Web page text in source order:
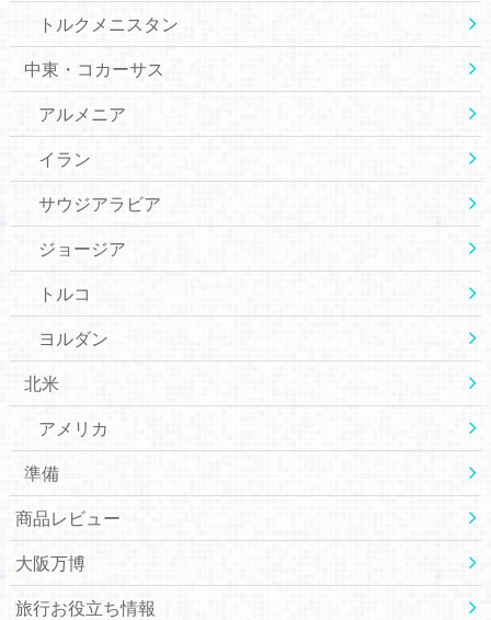
トルクメニスタン
中東・コカーサス
アルメニア
イラン
サウジアラビア
ジョージア
トルコ
ヨルダン
北米
アメリカ
準備
商品レビュー
大阪万博
旅行お役立ち情報